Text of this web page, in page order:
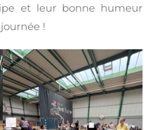
et leur bonne humeur
!